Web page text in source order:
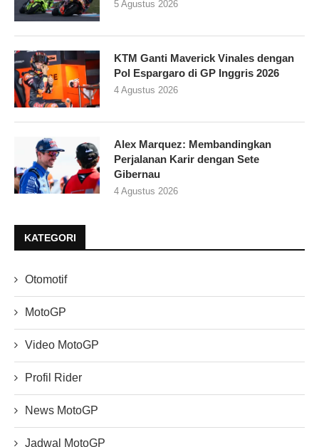
5 Agustus 2026
KTM Ganti Maverick Vinales dengan
Pol Espargaro di GP Inggris 2026
4 Agustus 2026
Alex Marquez: Membandingkan
Perjalanan Karir dengan Sete
Gibernau
4 Agustus 2026
KATEGORI
Otomotif
MotoGP
Video MotoGP
Profil Rider
News MotoGP
Jadwal MotoGP